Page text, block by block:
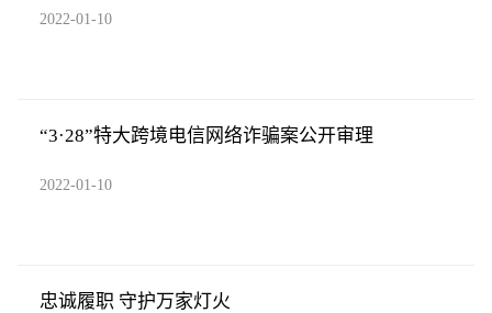
2022-01-10
“3·28”特大跨境电信网络诈骗案公开审理
2022-01-10
忠诚履职 守护万家灯火